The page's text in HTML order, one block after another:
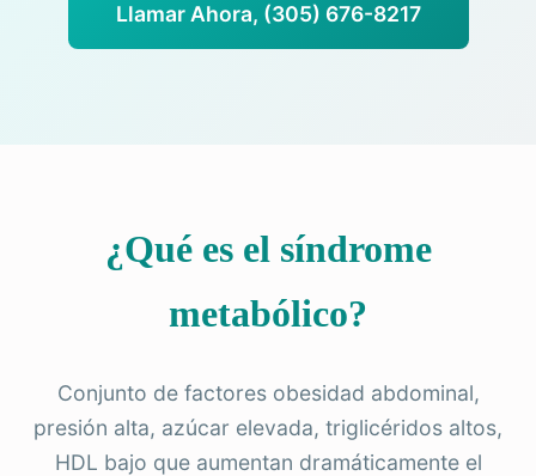
Llamar Ahora, (305) 676-8217
¿Qué es el síndrome
metabólico?
Conjunto de factores obesidad abdominal,
presión alta, azúcar elevada, triglicéridos altos,
HDL bajo que aumentan dramáticamente el